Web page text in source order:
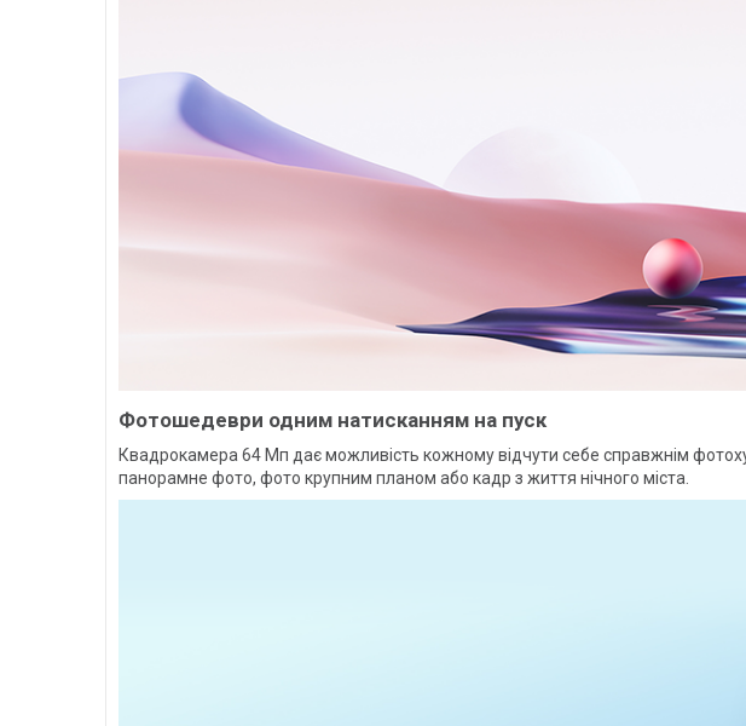
Фотошедеври одним натисканням на пуск
Квадрокамера 64 Мп дає можливість кожному відчути себе справжнім
панорамне фото, фото крупним планом або кадр з життя нічного міста.